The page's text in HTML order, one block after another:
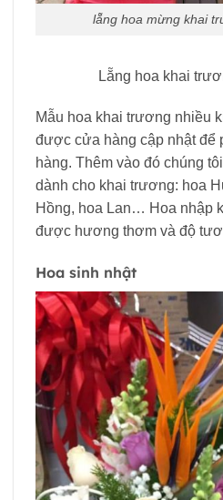
lẵng hoa mừng khai
Lẵng hoa khai
Mẫu hoa khai trương nhiều
được cửa hàng cập nhật để
hàng. Thêm vào đó chúng
dành cho khai trương: hoa
Hồng, hoa Lan… Hoa nhập
được hương thơm và độ
Hoa sinh nhật